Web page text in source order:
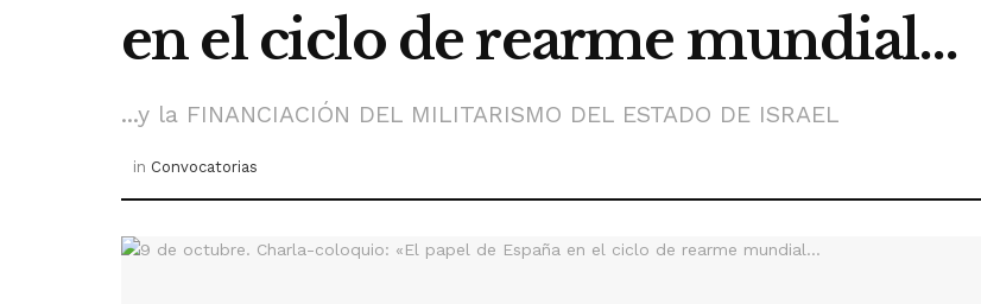
en el ciclo de rearme mundial…
...y la FINANCIACIÓN DEL MILITARISMO DEL ESTADO DE ISRAEL
in Convocatorias